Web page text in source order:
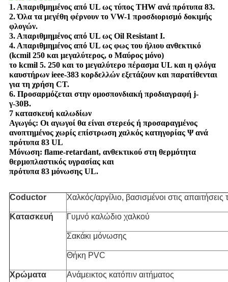
1. Απαριθμημένος από UL ως τύπος THW ανά πρότυπα 83.
2. Όλα τα μεγέθη φέρνουν το VW-1 προσδιορισμό δοκιμής
φλογών.
3. Απαριθμημένος από UL ως Oil Resistant Ι.
4. Απαριθμημένος από UL ως φως του ήλιου ανθεκτικό
(kcmil 250 και μεγαλύτερος, ο Μαύρος μόνο)
το kcmil 5. 250 και το μεγαλύτερο πέρασμα UL και η φλόγα
καυστήρων ieee-383 κορδελλών εξετάζουν και παρατίθενται
για τη χρήση CT.
6. Προσαρμόζεται στην ομοσπονδιακή προδιαγραφή j-
γ-30B.
7 κατασκευή καλωδίων
Αγωγός: Οι αγωγοί θα είναι στερεός ή προσαραγμένος
ανοπτημένος χωρίς επίστρωση χαλκός κατηγορίας Ψ ανά
πρότυπα 83 UL
Μόνωση: flame-retardant, ανθεκτικού στη θερμότητα
θερμοπλαστικός υγρασίας και
πρότυπα 83 μόνωσης UL.
Coductor Χαλκός/αργίλιο, βασισμένοι στις απαιτήσεις
Κατασκευή Γυμνό καλώδιο χαλκού
Σακάκι μόνωσης
Θήκη PVC
Χρώματα Ανάμεικτος κατόπιν αιτήματος